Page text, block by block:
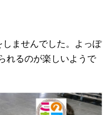
ませんでした。よっぽ
れるのが楽しいようで